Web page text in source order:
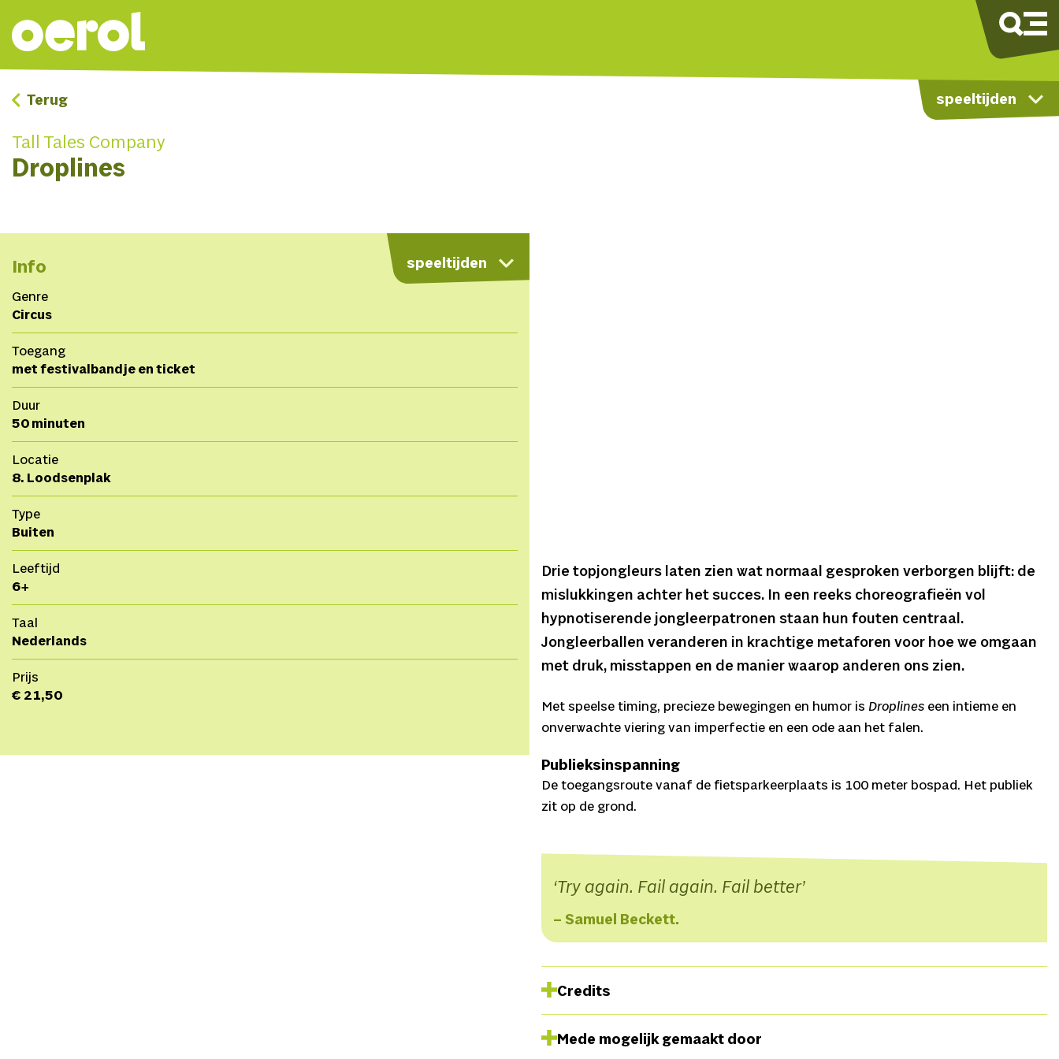
speeltijden
Terug
Tall Tales Company
Droplines
speeltijden
kaart
Info
Genre
Circus
Toegang
met festivalbandje en ticket
Duur
50 minuten
Locatie
8. Loodsenplak
Type
Buiten
Leeftijd
6+
Taal
Nederlands
Prijs
€ 21,50
Drie topjongleurs laten zien wat normaal gesproken verborgen blijft: de
mislukkingen achter het succes. In een reeks choreografieën vol
hypnotiserende jongleerpatronen staan hun fouten centraal.
Jongleerballen veranderen in krachtige metaforen voor hoe we omgaan
met druk, misstappen en de manier waarop anderen ons zien.
Met speelse timing, precieze bewegingen en humor is Droplines een intieme en
onverwachte viering van imperfectie en een ode aan het falen.
Publieksinspanning
De toegangsroute vanaf de fietsparkeerplaats is 100 meter bospad. Het publiek
zit op de grond.
Try again. Fail again. Fail better
– Samuel Beckett.
Credits
PerformersAnna Emilie Pedersen, Pieter Visser, Harm van der Laan,
Mede mogelijk gemaakt door